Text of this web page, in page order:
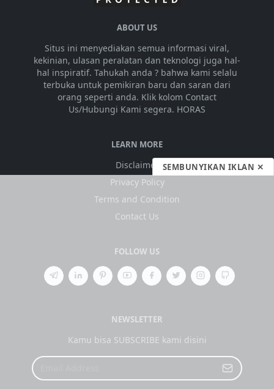
ABOUT US
Situs ini menyediakan semua informasi viral,
kekinian, ulasan peralatan dan teknologi juga hal-
hal inspiratif. Tahukah anda ? bahwa kami selalu
terbuka untuk pemikiran baru dan saran dari
orang seperti anda. Klik kolom Contact
Us/Hubungi Kami segera. HORAS
LEARN MORE
Disclaimer
Privacy Policy
Terms and Condition
Contact Us
FOLLOW US
NEWSLETTER
Kamu bisa SUBSCRIBE kami disini
SEMBUNYIKAN IKLAN ✕